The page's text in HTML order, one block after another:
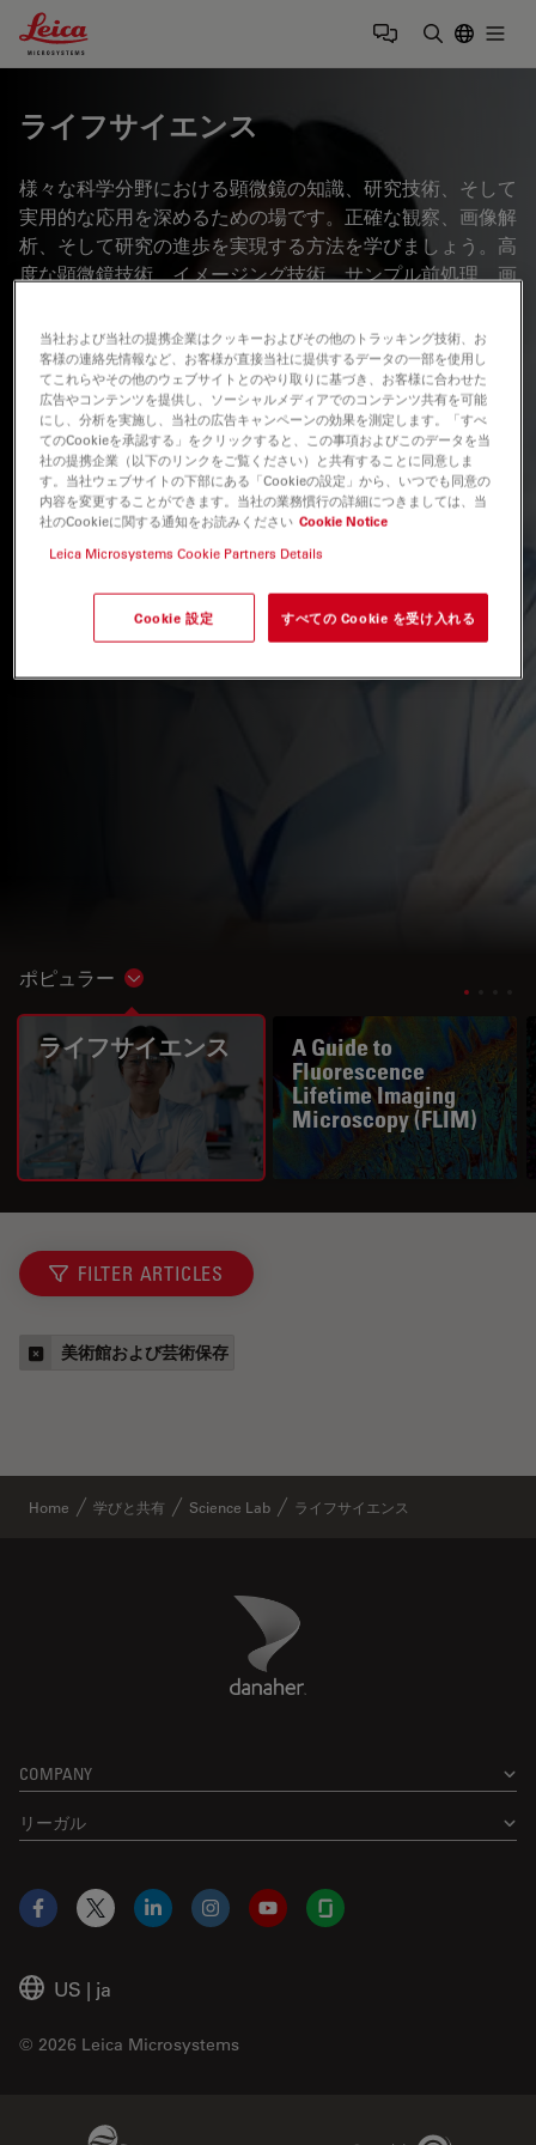
Leica Microsystems Logo
ライフサイエンス
様々な科学分野における顕微鏡の知識、研究技術、そして
実用的な応用を深めるための場です。正確な観察、画像解
析、そして研究の進歩を実現する方法を学びましょう。高
度な顕微鏡技術、イメージング技術、サンプル前処理、画
リケーションやイノベーションを中心に、細胞生物学、神
経科学、がん研究などの分野を幅広くカバーしています。
ポピュラー Show subnavigation
ライフサイエンス
A Guide to
Fluorescence
Lifetime Imaging
Microscopy (FLIM)
FILTER ARTICLES
美術館および芸術保存
Home 学びと共有 Science Lab ライフサイエンス
Danaher Logo
COMPANY
リーガル
US | ja
© 2026 Leica Microsystems
Facebook
X LinkedInInstagramYouTubeGlassdoor
Genedata Link
当社および当社の提携企業はクッキーおよびその他のトラッキング技術、お
客様の連絡先情報など、お客様が直接当社に提供するデータの一部を使用し
てこれらやその他のウェブサイトとのやり取りに基づき、お客様に合わせた
広告やコンテンツを提供し、ソーシャルメディアでのコンテンツ共有を可能
にし、分析を実施し、当社の広告キャンペーンの効果を測定します。「すべ
てのCookieを承認する」をクリックすると、この事項およびこのデータを当
社の提携企業（以下のリンクをご覧ください）と共有することに同意しま
す。当社ウェブサイトの下部にある「Cookieの設定」から、いつでも同意の
内容を変更することができます。当社の業務慣行の詳細につきましては、当
社のCookieに関する通知をお読みください Cookie Notice
Leica Microsystems Cookie Partners Details
Cookie 設定 すべての Cookie を受け入れる